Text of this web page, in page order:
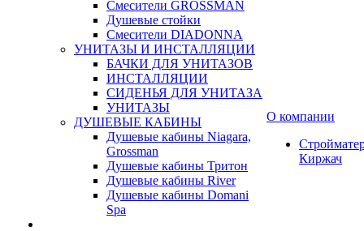
Смесители GROSSMAN
Душевые стойки
Смесители DIADONNA
УНИТАЗЫ И ИНСТАЛЛЯЦИИ
БАЧКИ ДЛЯ УНИТАЗОВ
ИНСТАЛЛЯЦИИ
СИДЕНЬЯ ДЛЯ УНИТАЗА
УНИТАЗЫ
ДУШЕВЫЕ КАБИНЫ
Душевые кабины Niagara,
Grossman
Душевые кабины Тритон
Душевые кабины River
Душевые кабины Domani
Spa
О компании
Киржач